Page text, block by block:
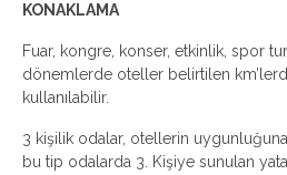
KONAKLAMA
Fuar, kongre, konser, etkinlik, spor
dönemlerde oteller belirtilen
kullanılabilir.
3 kişilik odalar, otellerin
bu tip odalarda 3. Kişiye sunulan